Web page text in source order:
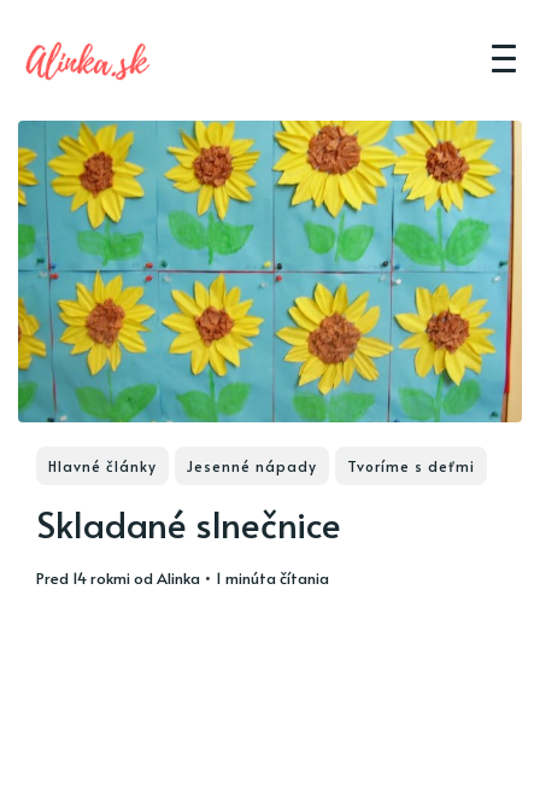
Hlavné články Jesenné nápady Tvoríme s deťmi
Skladané slnečnice
pred 14 rokmiodAlinka • 1 minúta čítania